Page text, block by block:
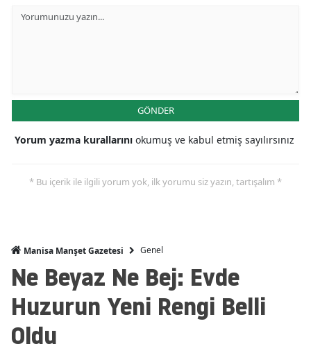
GÖNDER
Yorum yazma kurallarını okumuş ve kabul etmiş sayılırsınız
* Bu içerik ile ilgili yorum yok, ilk yorumu siz yazın, tartışalım *
Manisa Manşet Gazetesi Genel
Ne Beyaz Ne Bej: Evde
Huzurun Yeni Rengi Belli
Oldu